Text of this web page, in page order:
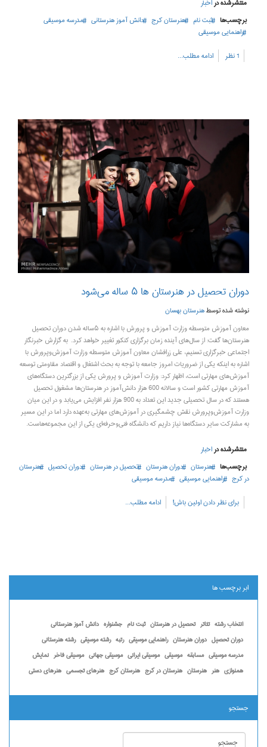
برچسب‌ها
ثبت نام هنرستان کرج دانش آموز هنرستانی
مدرسه موسیقی
راهنمایی موسیقی
1 نظر
ادامه مطلب...
دوران تحصیل در هنرستان‌ ها ۵ ساله می‌شود
نوشته شده توسطهنرستان بهسان
معاون آموزش متوسطه وزارت آموزش‌ و پرورش با اشاره به ۵ساله شدن دوران تحصیل
هنرستان‌ها گفت:‌ از سال‌های آینده زمان برگزاری کنکور تغییر خواهد کرد. به گزارش خبرنگار
اجتماعی خبرگزاری تسنیم، علی زرافشان معاون آموزش متوسطه وزارت آموزش‌وپرورش با
اشاره به اینکه یکی از ضروریات امروز جامعه با توجه به بحث اشتغال و اقتصاد مقاومتی توسعه
آموزش‌های مهارتی است، اظهار کرد:‌ وزارت آموزش و پرورش یکی از بزرگترین دستگاه‌های
آموزش مهارتی کشور است و سالانه 600 هزار دانش‌آموز در هنرستان‌ها مشغول تحصیل
هستند که در سال تحصیلی جدید این تعداد به 900 هزار نفر افزایش می‌یابد و در این میان
وزارت آموزش‌وپرورش نقش چشمگیری در آموزش‌های مهارتی به‌عهده دارد اما در این مسیر
به مشارکت سایر دستگاه‌ها نیاز داریم که دانشگاه فنی‌وحرفه‌ای یکی از این مجموعه‌هاست.
منتشرشده دراخبار
برچسب‌ها
هنرستان دوران هنرستان تحصیل در هنرستان دوران تحصیل
هنرستان
در کرج
راهنمایی موسیقی
مدرسه موسیقی
برای نظر دادن اولین باش!
ادامه مطلب...
ابر برچسب ها
انتخاب رشته تئاتر تحصیل در هنرستان ثبت نام جشنواره دانش آموز هنرستانی
دوران تحصیل دوران هنرستان راهنمایی موسیقی رتبه رشته موسیقی رشته هنرستانی
مدرسه موسیقی مسابقه موسیقی موسیقی ایرانی موسیقی جهانی موسیقی فاخر نمایش
همنوازی هنر هنرستان هنرستان در کرج هنرستان کرج هنرهای تجسمی هنرهای دستی
جستجو